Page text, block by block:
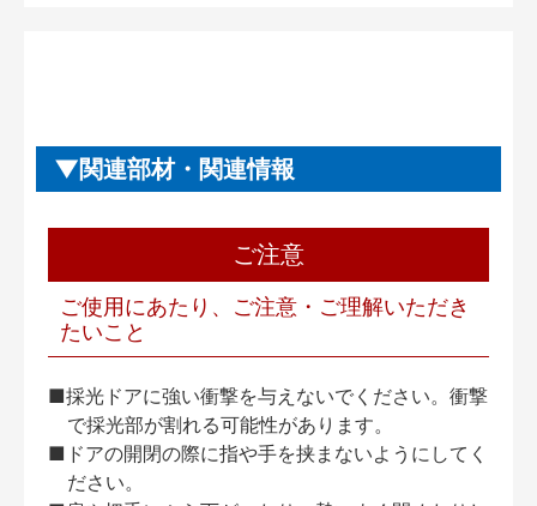
関連部材・関連情報
ご注意
ご使用にあたり、ご注意・ご理解いただき
たいこと
■採光ドアに強い衝撃を与えないでください。衝撃
で採光部が割れる可能性があります。
■ドアの開閉の際に指や手を挟まないようにしてく
ださい。